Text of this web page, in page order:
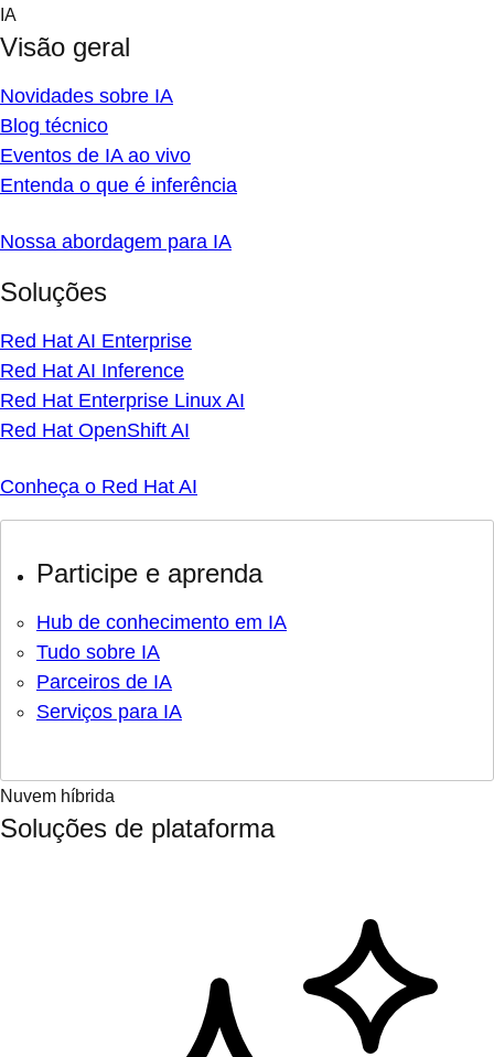
Skip
content
IA
Visão geral
Novidades sobre IA
Blog técnico
Eventos de IA ao vivo
Entenda o que é inferência
Nossa abordagem para IA
Soluções
Red Hat AI Enterprise
Red Hat AI Inference
Red Hat Enterprise Linux AI
Red Hat OpenShift AI
Conheça o Red Hat AI
Participe e aprenda
Hub de conhecimento em IA
Tudo sobre IA
Parceiros de IA
Serviços para IA
Nuvem híbrida
Soluções de plataforma